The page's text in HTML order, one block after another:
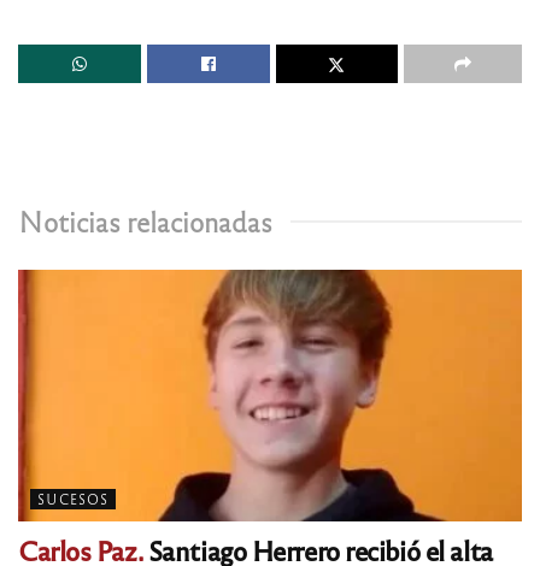
Noticias relacionadas
SUCESOS
Carlos Paz.Santiago Herrero recibió el alta